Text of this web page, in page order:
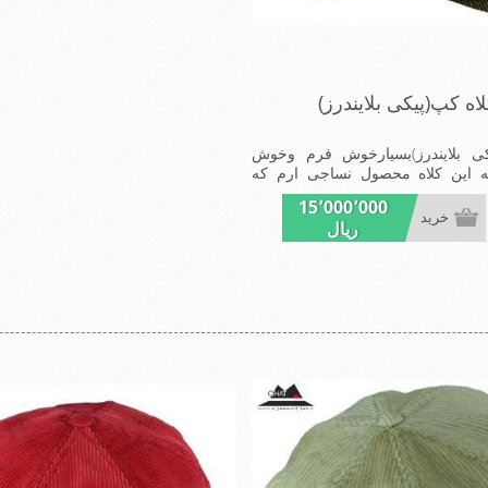
کپ(پیکی بلایندرز)
بلایندرز)بسیارخوش فرم وخوش
این کلاه محصول نساجی ارم که
تولیدشده است وجنس پارچه این
پالتو رادارامی باشدآسترکلاه ساتن
ومدروزسبک و راحت
15٬000٬000
ریال
خرید